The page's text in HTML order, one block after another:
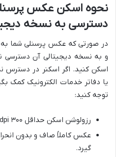
نحوه اسکن عکس
دسترسی به نسخه
در صورتی که عکس پرسنلی شما
و به نسخه دیجیتالی آن دسترسی
اسکن کنید. اگر اسکنر در دسترس
یا دفاتر خدمات الکترونیک کمک
توجه کنید:
رزولوشن اسکن حداقل ۳۰۰ dpi باشد.
عکس کاملاً صاف و بدون
گیرد.